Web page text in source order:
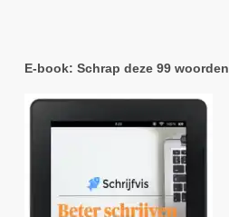
E-book: Schrap deze 99 woorden